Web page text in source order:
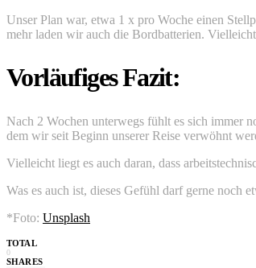
Unser Plan war, etwa 1 x pro Woche einen
mehr laden wir auch die Bordbatterien.
Vorläufiges Fazit:
Nach 2 Wochen unterwegs fühlt es sich immer
dem wir seit Beginn unserer Reise verwöhnt
Vielleicht liegt es auch daran, dass
Was es auch ist, dieses Gefühl darf gerne noch
*Foto: Unsplash
TOTAL
0
SHARES